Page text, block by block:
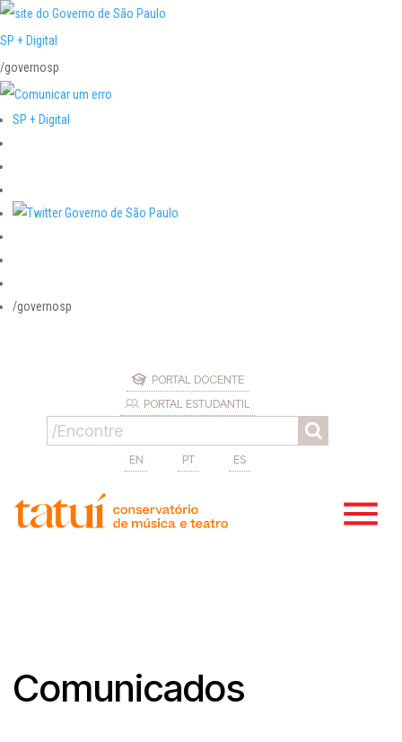
SP + Digital
/governosp
SP + Digital
/governosp
PORTAL DOCENTE
PORTAL ESTUDANTIL
EN PT ES
Comunicados